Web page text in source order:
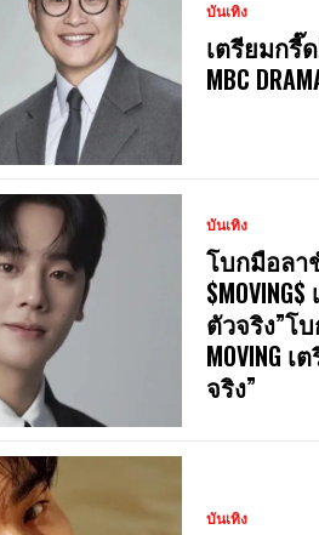
บันเทิง
เตรียมกรี๊
MBC
บันเทิง
โบกมือลาชั่
ตัวจริง”โบ
MOVING
จริง”
บันเทิง